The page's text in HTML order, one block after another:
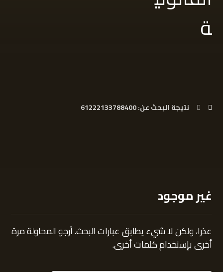
نتيجة البحث عن: 61222133788400
غير موجود
عذرا، ولكن لا شيء يطابق عبارات البحث. أرجو المحاولة مرة
أخرى بإستخدام كلمات أخرى.